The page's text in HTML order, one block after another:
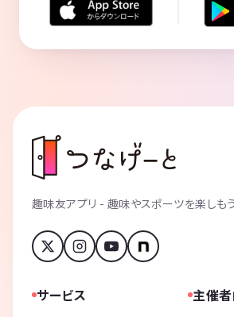
趣味友アプリ - 趣味やスポーツを楽しもう
サービス 主催